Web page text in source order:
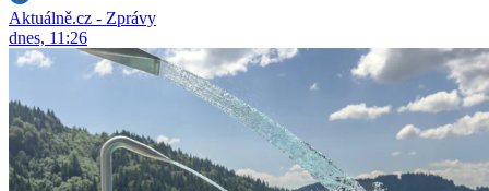
Aktuálně.cz - Zprávy
dnes, 11:26